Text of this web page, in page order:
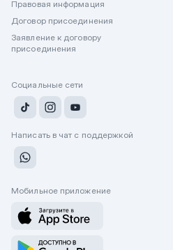
Правовая информация
Договор присоединения
Заявление к договору
присоединения
Социальные сети
Написать в чат с поддержкой
Мобильное приложение